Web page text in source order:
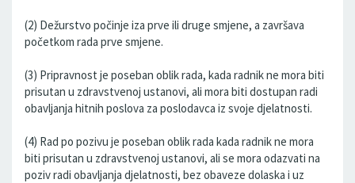
(2) Dežurstvo počinje iza prve ili druge smjene, a završava
početkom rada prve smjene.
(3) Pripravnost je poseban oblik rada, kada radnik ne mora biti
prisutan u zdravstvenoj ustanovi, ali mora biti dostupan radi
obavljanja hitnih poslova za poslodavca iz svoje djelatnosti.
(4) Rad po pozivu je poseban oblik rada kada radnik ne mora
biti prisutan u zdravstvenoj ustanovi, ali se mora odazvati na
poziv radi obavljanja djelatnosti, bez obaveze dolaska i uz